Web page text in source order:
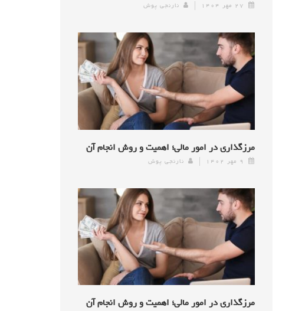
۲۷ مهر ۱۴۰۴ نارنجی پوش
مرزگذاری در امور مالی؛ اهمیت و روش انجام آن
۹ مهر ۱۴۰۲ نارنجی پوش
مرزگذاری در امور مالی؛ اهمیت و روش انجام آن